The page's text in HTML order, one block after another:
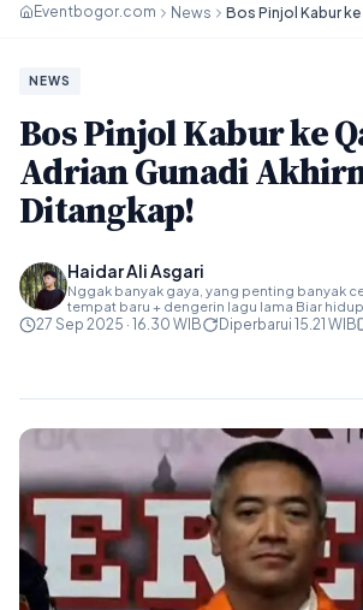
Eventbogor.com News
NEWS
Bos Pinjol Kabur ke
Adrian Gunadi
Ditangkap!
Haidar Ali Asgari
Nggak banyak gaya, yang penting banyak
tempat baru + dengerin lagu lama Biar
27 Sep 2025 · 16.30 WIB Diperbarui 15.21 WIB